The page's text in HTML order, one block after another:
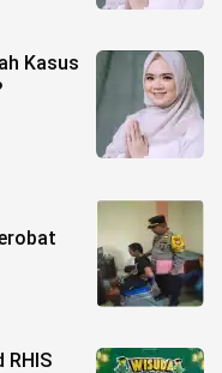
Kasus
RHIS